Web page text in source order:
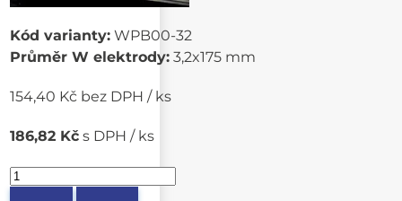
Kód varianty: WPB00-32
Průměr W elektrody: 3,2x175 mm
154,40 Kč bez DPH / ks
186,82 Kč s DPH / ks